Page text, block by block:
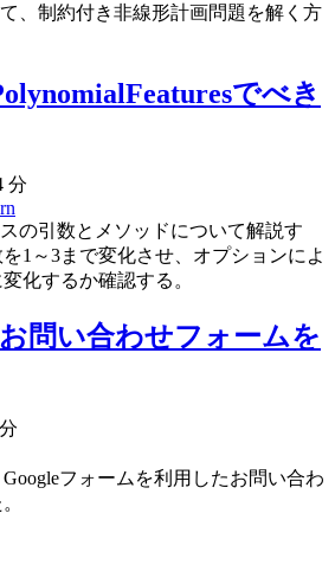
、制約付き非線形計画問題を解く方
でべき
分
スの引数とメソッドについて解説す
1～3まで変化させ、オプションによ
化するか確認する。
問い合わせフォームを
フォームを利用したお問い合わ